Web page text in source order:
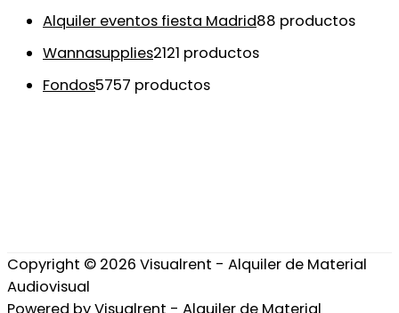
Alquiler eventos fiesta Madrid88 productos
Wannasupplies2121 productos
Fondos5757 productos
Copyright © 2026 Visualrent - Alquiler de Material
Audiovisual